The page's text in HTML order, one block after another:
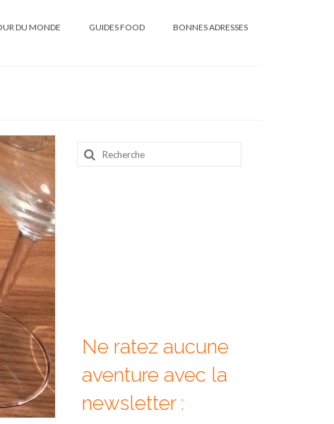
DU MONDE GUIDES FOOD BONNES ADRESSES
Rechercher
:
Ne ratez aucune
aventure avec la
newsletter :